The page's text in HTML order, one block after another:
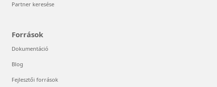
Partner keresése
Források
Dokumentáció
Blog
Fejlesztői források